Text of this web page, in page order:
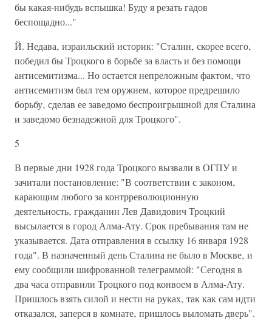
бы какая-нибудь вспышка! Буду я резать гадов
беспощадно..."
Й. Недава‚ израильский историк: "Сталин‚ скорее всего‚
победил бы Троцкого в борьбе за власть и без помощи
антисемитизма... Но остается непреложным фактом‚ что
антисемитизм был тем оружием‚ которое предрешило
борьбу‚ сделав ее заведомо беспроигрышной для Сталина
и заведомо безнадежной для Троцкого".
5
В первые дни 1928 года Троцкого вызвали в ОГПУ и
зачитали постановление: "В соответствии с законом‚
карающим любого за контрреволюционную
деятельность‚ гражданин Лев Давидович Троцкий
высылается в город Алма-Ату. Срок пребывания там не
указывается. Дата отправления в ссылку 16 января 1928
года". В назначенный день Сталина не было в Москве‚ и
ему сообщили шифрованной телеграммой: "Сегодня в
два часа отправили Троцкого под конвоем в Алма-Ату.
Пришлось взять силой и нести на руках‚ так как сам идти
отказался‚ заперся в комнате‚ пришлось выломать дверь".